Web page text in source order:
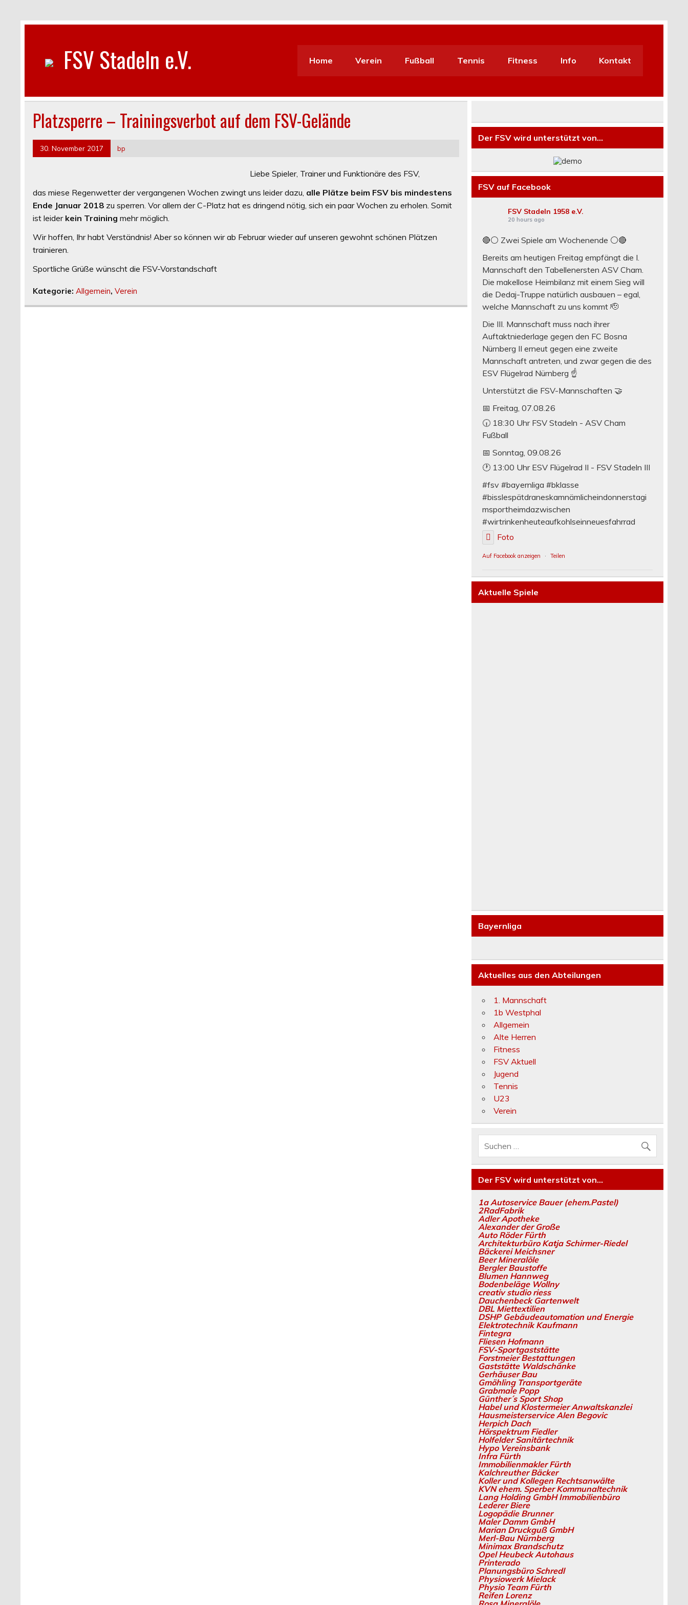
FSV Stadeln e.V. Home Verein Fußball Tennis Fitness Info Kontakt
Platzsperre – Trainingsverbot auf dem FSV-Gelände
30. November 2017 bp
Liebe Spieler, Trainer und Funktionäre des FSV,
das miese Regenwetter der vergangenen Wochen zwingt uns leider dazu, alle Plätze beim FSV bis mindestens
Ende Januar 2018 zu sperren. Vor allem der C-Platz hat es dringend nötig, sich ein paar Wochen zu erholen. Somit
ist leider kein Training mehr möglich.
Wir hoffen, Ihr habt Verständnis! Aber so können wir ab Februar wieder auf unseren gewohnt schönen Plätzen
trainieren.
Sportliche Grüße wünscht die FSV-Vorstandschaft
Kategorie:Allgemein,Verein
Der FSV wird unterstützt von…
FSV auf Facebook
FSV Stadeln 1958 e.V.
20 hours ago
🔴⚪ Zwei Spiele am Wochenende ⚪️🔴
Bereits am heutigen Freitag empfängt die I.
Mannschaft den Tabellenersten ASV Cham.
Die makellose Heimbilanz mit einem Sieg will
die Dedaj-Truppe natürlich ausbauen – egal,
welche Mannschaft zu uns kommt 🫡
Die III. Mannschaft muss nach ihrer
Auftaktniederlage gegen den FC Bosna
Nürnberg II erneut gegen eine zweite
Mannschaft antreten, und zwar gegen die des
ESV Flügelrad Nürnberg ☝️
Unterstützt die FSV-Mannschaften 🤝
📅 Freitag, 07.08.26
🕡 18:30 Uhr FSV Stadeln - ASV Cham
Fußball
📅 Sonntag, 09.08.26
🕐 13:00 Uhr ESV Flügelrad II - FSV Stadeln III
#fsv #bayernliga #bklasse
#bisslespätdraneskamnämlicheindonnerstagi
msportheimdazwischen
#wirtrinkenheuteaufkohlseinneuesfahrrad
Foto
Auf Facebook anzeigen · Teilen
Aktuelle Spiele
Bayernliga
Aktuelles aus den Abteilungen
1. Mannschaft
1b Westphal
Allgemein
Alte Herren
Fitness
FSV Aktuell
Jugend
Tennis
U23
Verein
Der FSV wird unterstützt von…
1a Autoservice Bauer (ehem.Pastel)
2RadFabrik
Adler Apotheke
Alexander der Große
Auto Röder Fürth
Architekturbüro Katja Schirmer-Riedel
Bäckerei Meichsner
Beer Mineralöle
Bergler Baustoffe
Blumen Hannweg
Bodenbeläge Wollny
creativ studio riess
Dauchenbeck Gartenwelt
DBL Miettextilien
DSHP Gebäudeautomation und Energie
Elektrotechnik Kaufmann
Fintegra
Fliesen Hofmann
FSV-Sportgaststätte
Forstmeier Bestattungen
Gaststätte Waldschänke
Gerhäuser Bau
Gmöhling Transportgeräte
Grabmale Popp
Günther´s Sport Shop
Habel und Klostermeier Anwaltskanzlei
Hausmeisterservice Alen Begovic
Herpich Dach
Hörspektrum Fiedler
Holfelder Sanitärtechnik
Hypo Vereinsbank
Infra Fürth
Immobilienmakler Fürth
Kalchreuther Bäcker
Koller und Kollegen Rechtsanwälte
KVN ehem. Sperber Kommunaltechnik
Lang Holding GmbH Immobilienbüro
Lederer Biere
Logopädie Brunner
Maler Damm GmbH
Marian Druckguß GmbH
Merl-Bau Nürnberg
Minimax Brandschutz
Opel Heubeck Autohaus
Printerado
Planungsbüro Schredl
Physiowerk Mielack
Physio Team Fürth
Reifen Lorenz